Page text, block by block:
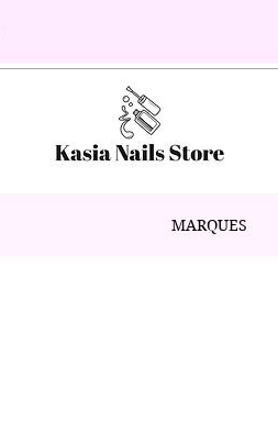
MARQUES